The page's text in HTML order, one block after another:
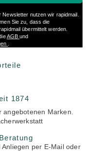
nutzen wir rapidmail.
Sie zu, dass die
übermittelt werden.
AGBund
1874
Marken.
per E-Mail oder